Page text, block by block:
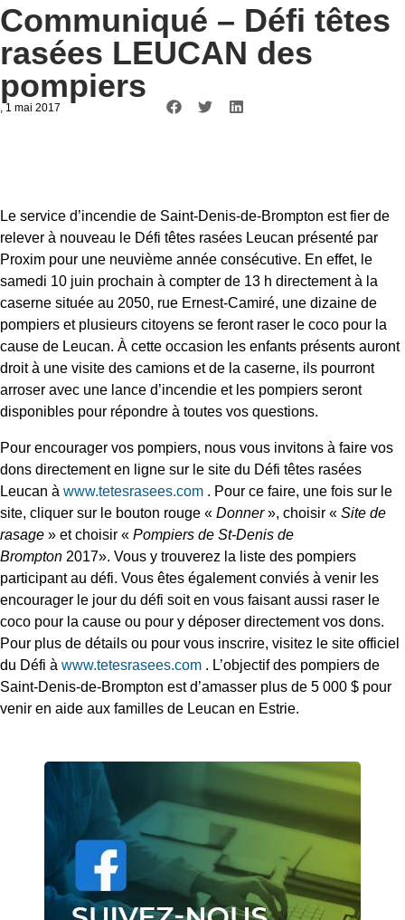
Communiqué – Défi têtes
rasées LEUCAN des
pompiers
, 1 mai 2017
Le service d’incendie de Saint-Denis-de-Brompton est fier de
relever à nouveau le Défi têtes rasées Leucan présenté par
Proxim pour une neuvième année consécutive. En effet, le
samedi 10 juin prochain à compter de 13 h directement à la
caserne située au 2050, rue Ernest‑Camiré, une dizaine de
pompiers et plusieurs citoyens se feront raser le coco pour la
cause de Leucan. À cette occasion les enfants présents auront
droit à une visite des camions et de la caserne, ils pourront
arroser avec une lance d’incendie et les pompiers seront
disponibles pour répondre à toutes vos questions.
Pour encourager vos pompiers, nous vous invitons à faire vos
dons directement en ligne sur le site du Défi têtes rasées
Leucan à www.tetesrasees.com . Pour ce faire, une fois sur le
site, cliquer sur le bouton rouge « Donner», choisir « Site de
rasage » et choisir « Pompiers de St-Denis de
Brompton 2017». Vous y trouverez la liste des pompiers
participant au défi. Vous êtes également conviés à venir les
encourager le jour du défi soit en vous faisant aussi raser le
coco pour la cause ou pour y déposer directement vos dons.
Pour plus de détails ou pour vous inscrire, visitez le site officiel
du Défi à www.tetesrasees.com . L’objectif des pompiers de
Saint-Denis-de-Brompton est d’amasser plus de 5 000 $ pour
venir en aide aux familles de Leucan en Estrie.